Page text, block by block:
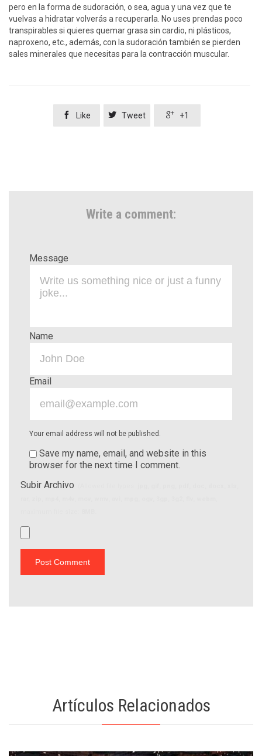
pero en la forma de sudoración, o sea, agua y una vez que te
vuelvas a hidratar volverás a recuperarla. No uses prendas poco
transpirables si quieres quemar grasa sin cardio, ni plásticos,
naproxeno, etc., además, con la sudoración también se pierden
sales minerales que necesitas para la contracción muscular.
 Like  Tweet  +1
Write a comment:
Message
Name
Email
Your email address will not be published.
Save my name, email, and website in this
browser for the next time I comment.
Subir Archivo
Artículos Relacionados